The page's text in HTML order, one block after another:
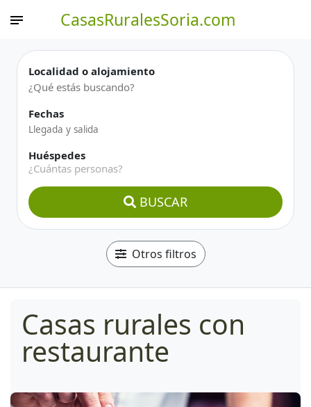
CasasRuralesSoria.com
Localidad o alojamiento
Fechas
Huéspedes
¿Cuántas personas?
BUSCAR
Otros filtros
Casas rurales con
restaurante